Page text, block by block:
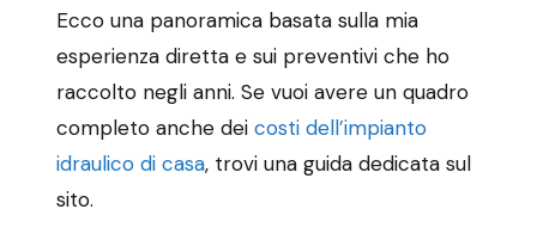
Ecco una panoramica basata sulla mia
esperienza diretta e sui preventivi che ho
raccolto negli anni. Se vuoi avere un quadro
completo anche dei costi dell’impianto
idraulico di casa, trovi una guida dedicata sul
sito.